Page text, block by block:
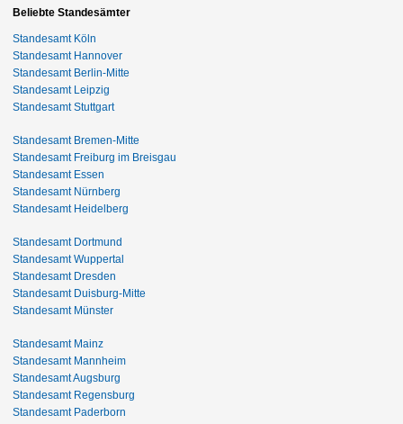
Beliebte Standesämter
Standesamt Köln
Standesamt Hannover
Standesamt Berlin-Mitte
Standesamt Leipzig
Standesamt Stuttgart
Standesamt Bremen-Mitte
Standesamt Freiburg im Breisgau
Standesamt Essen
Standesamt Nürnberg
Standesamt Heidelberg
Standesamt Dortmund
Standesamt Wuppertal
Standesamt Dresden
Standesamt Duisburg-Mitte
Standesamt Münster
Standesamt Mainz
Standesamt Mannheim
Standesamt Augsburg
Standesamt Regensburg
Standesamt Paderborn